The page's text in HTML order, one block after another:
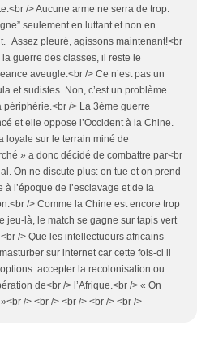
/> Aucune arme ne serra de trop.
seulement en luttant et non en
Assez pleuré, agissons maintenant!<br
guerre des classes, il reste le
aveugle.<br /> Ce n’est pas un
et sudistes. Non, c’est un problème
périphérie.<br /> La 3ème guerre
et elle oppose l’Occident à la Chine.
loyale sur le terrain miné de
» a donc décidé de combattre par<br
On ne discute plus: on tue et on prend
à l’époque de l’esclavage et de la
/> Comme la Chine est encore trop
jeu-là, le match se gagne sur tapis vert
/> Que les intellectueurs africains
sur internet car cette fois-ci il
accepter la recolonisation ou
de<br /> l’Afrique.<br /> « On
/> <br /> <br /> <br /> <br />